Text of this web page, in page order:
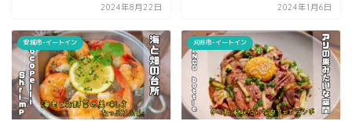
2024年8月22日 2024年1月6日
安城市-イートイン 刈谷市-イートイン